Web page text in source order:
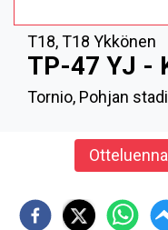
T18,T18 Ykkönen
TP-47 YJ -
Tornio, Pohjan